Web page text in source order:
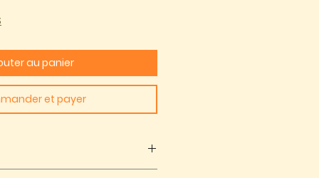
au panier
et payer